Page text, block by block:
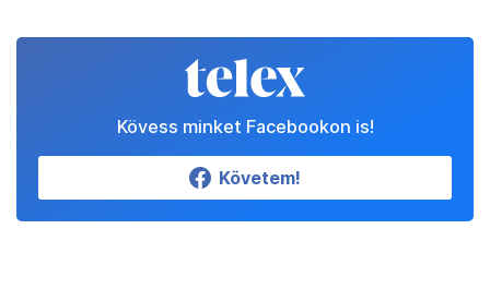
Kövess minket Facebookon is!
Követem!